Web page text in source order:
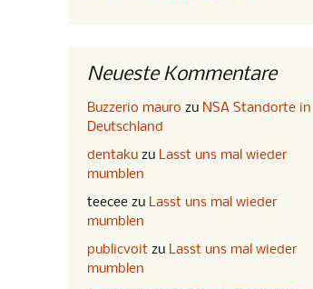
Neueste Kommentare
Buzzerio mauro zu NSA Standorte in
Deutschland
dentaku zu Lasst uns mal wieder
mumblen
teecee zu Lasst uns mal wieder
mumblen
publicvoit zu Lasst uns mal wieder
mumblen